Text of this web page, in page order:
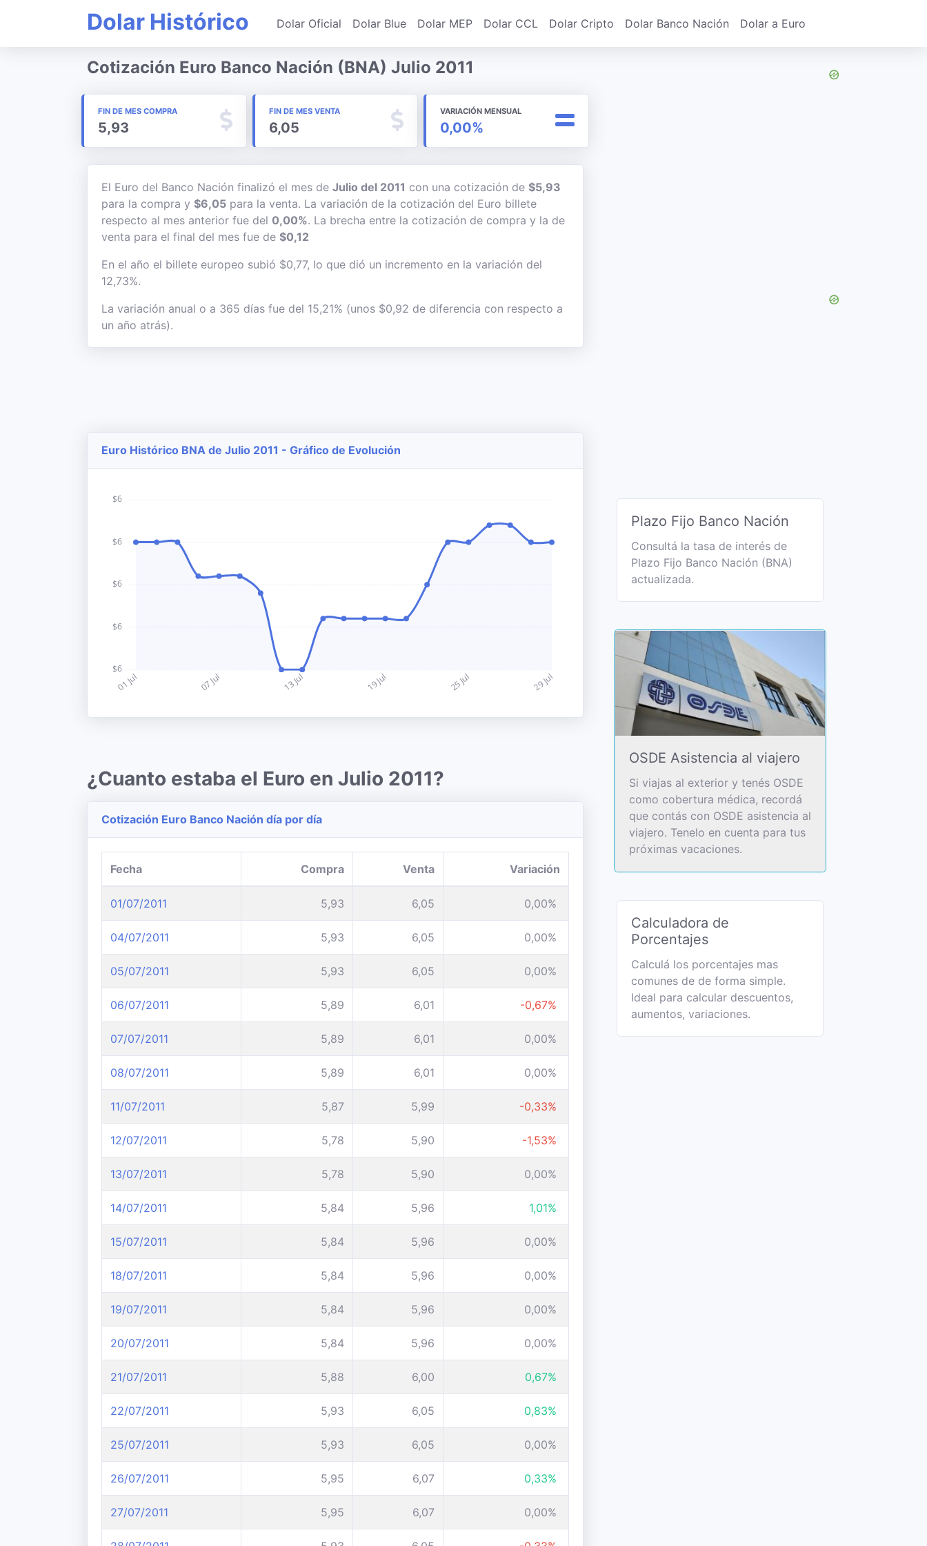
Dolar Histórico Dolar Oficial Dolar Blue Dolar MEP Dolar CCL Dolar Cripto Dolar Banco Nación Dolar a Euro
Cotización Euro Banco Nación (BNA) Julio 2011
FIN DE MES COMPRA
5,93
FIN DE MES VENTA
6,05
VARIACIÓN MENSUAL
0,00%
El Euro del Banco Nación finalizó el mes de Julio del 2011 con una cotización de $5,93
para la compra y $6,05 para la venta. La variación de la cotización del Euro billete
respecto al mes anterior fue del 0,00%. La brecha entre la cotización de compra y la de
venta para el final del mes fue de $0,12
En el año el billete europeo subió $0,77, lo que dió un incremento en la variación del
12,73%.
La variación anual o a 365 días fue del 15,21% (unos $0,92 de diferencia con respecto a
un año atrás).
Euro Histórico BNA de Julio 2011 - Gráfico de Evolución
¿Cuanto estaba el Euro en Julio 2011?
Cotización Euro Banco Nación día por día
Fecha Compra Venta Variación
01/07/2011 5,93 6,05 0,00%
04/07/2011 5,93 6,05 0,00%
05/07/2011 5,93 6,05 0,00%
06/07/2011 5,89 6,01 -0,67%
07/07/2011 5,89 6,01 0,00%
08/07/2011 5,89 6,01 0,00%
11/07/2011 5,87 5,99 -0,33%
12/07/2011 5,78 5,90 -1,53%
13/07/2011 5,78 5,90 0,00%
14/07/2011 5,84 5,96 1,01%
15/07/2011 5,84 5,96 0,00%
18/07/2011 5,84 5,96 0,00%
19/07/2011 5,84 5,96 0,00%
20/07/2011 5,84 5,96 0,00%
21/07/2011 5,88 6,00 0,67%
22/07/2011 5,93 6,05 0,83%
25/07/2011 5,93 6,05 0,00%
26/07/2011 5,95 6,07 0,33%
27/07/2011 5,95 6,07 0,00%
Plazo Fijo Banco Nación
Consultá la tasa de interés de
Plazo Fijo Banco Nación (BNA)
actualizada.
OSDE Asistencia al viajero
Si viajas al exterior y tenés OSDE
como cobertura médica, recordá
que contás con OSDE asistencia al
viajero. Tenelo en cuenta para tus
próximas vacaciones.
Calculadora de
Porcentajes
Calculá los porcentajes mas
comunes de de forma simple.
Ideal para calcular descuentos,
aumentos, variaciones.